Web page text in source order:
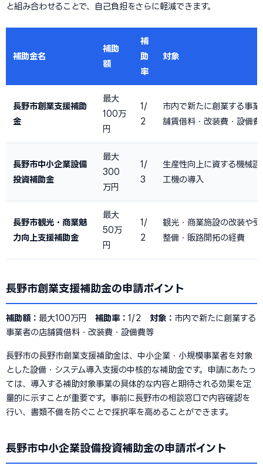
と組み合わせることで、自己負担をさらに軽減できます。
補助金名
補助
額
補
助
率
対象
長野市創業支援補助
金
最大
100万
円
1/
2
市内で新たに創業する事業
舗賃借料・改装費・設備費
長野市中小企業設備
投資補助金
最大
300
万円
1/
3
生産性向上に資する機械設
工機の導入
長野市観光・商業魅
力向上支援補助金
最大
50万
円
1/
2
観光・商業施設の改装や
整備・販路開拓の経費
長野市創業支援補助金の申請ポイント
補助額： 最大100万円 補助率： 1/2 対象： 市内で新たに創業する
事業者の店舗賃借料・改装費・設備費等
長野市の長野市創業支援補助金は、中小企業・小規模事業者を対象
とした設備・システム導入支援の中核的な補助金です。申請にあたっ
ては、導入する補助対象事業の具体的な内容と期待される効果を定
量的に示すことが重要です。事前に長野市の相談窓口で内容確認を
行い、書類不備を防ぐことで採択率を高めることができます。
長野市中小企業設備投資補助金の申請ポイント